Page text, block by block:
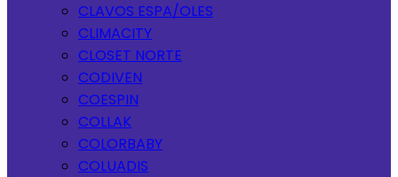
CLAVOS ESPA/OLES
CLIMACITY
CLOSET NORTE
CODIVEN
COESPIN
COLLAK
COLORBABY
COLUADIS